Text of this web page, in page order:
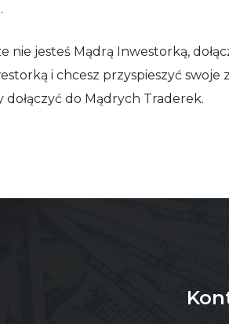
nie jesteś Mądrą Inwestorką,
i chcesz przyspieszyć swoje
dołączyć do Mądrych Traderek.